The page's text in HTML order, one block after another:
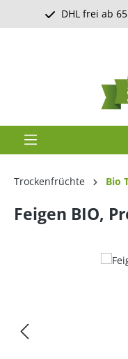
Zum Hauptinhalt springen
DHL frei ab
Trockenfrüchte Bio
Feigen BIO,
Bildergalerie